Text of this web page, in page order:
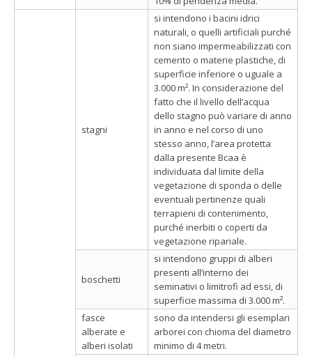
stagni
si intendono i bacini idrici
naturali, o quelli artificiali purché
non siano impermeabilizzati con
cemento o materie plastiche, di
superficie inferiore o uguale a
3.000 m². In considerazione del
fatto che il livello dell’acqua
dello stagno può variare di anno
in anno e nel corso di uno
stesso anno, l’area protetta
dalla presente Bcaa è
individuata dal limite della
vegetazione di sponda o delle
eventuali pertinenze quali
terrapieni di contenimento,
purché inerbiti o coperti da
vegetazione ripariale.
boschetti
si intendono gruppi di alberi
presenti all’interno dei
seminativi o limitrofi ad essi, di
superficie massima di 3.000 m².
fasce
alberate e
alberi isolati
sono da intendersi gli esemplari
arborei con chioma del diametro
minimo di 4 metri.